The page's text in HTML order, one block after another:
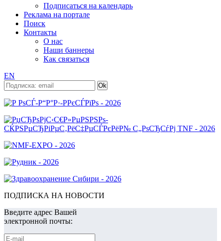
Подписаться на календарь
Реклама на портале
Поиск
Контакты
О нас
Наши баннеры
Как связаться
EN
ПОДПИСКА НА НОВОСТИ
Введите адрес Вашей
электронной почты: